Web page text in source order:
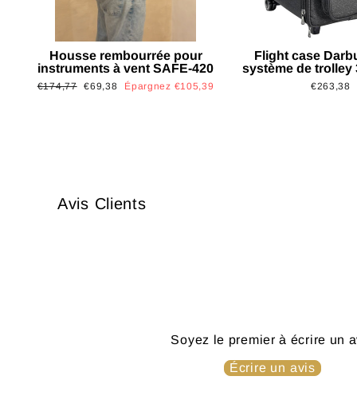
Housse rembourrée pour
instruments à vent SAFE-420
Prix
€174,77 Prix
€69,38 Épargnez €105,39
Flight case
système de trolley
€263,38
Avis Clients
Soyez le premier à écrire un
Écrire un avis